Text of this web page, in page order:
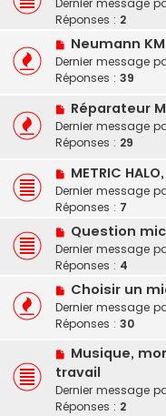
Dernier message
Réponses : 2
Neumann
Dernier message
Réponses : 39
Réparateur
Dernier message
Réponses : 29
METRIC
Dernier message
Réponses : 7
Question
Dernier message
Réponses : 4
Choisir un
Dernier message
Réponses : 30
Musique,
travail
Dernier message
Réponses : 2